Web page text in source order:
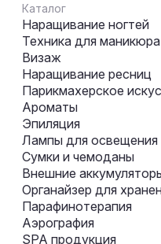
Каталог
Наращивание ногтей
Техника для
Визаж
Наращивание ресниц
Парикмахерское
Ароматы
Эпиляция
Лампы для освещения
Сумки и чемоданы
Внешние
Органайзер для
Парафинотерапия
Аэрография
SPA продукция